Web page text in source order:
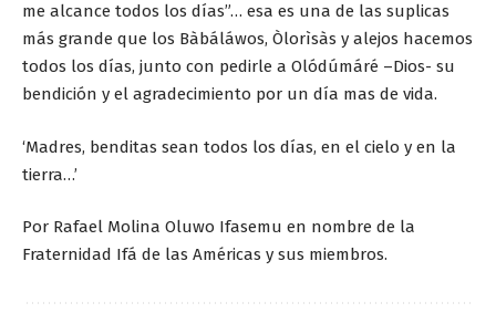
me alcance todos los días”… esa es una de las suplicas
más grande que los Bàbáláwos, Òlorìsàs y alejos hacemos
todos los días, junto con pedirle a Olódúmáré –Dios- su
bendición y el agradecimiento por un día mas de vida.
‘Madres, benditas sean todos los días, en el cielo y en la
tierra…’
Por Rafael Molina Oluwo Ifasemu en nombre de la
Fraternidad Ifá de las Américas y sus miembros.